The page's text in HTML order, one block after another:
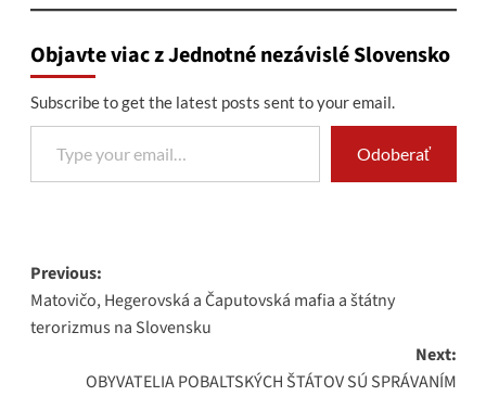
Objavte viac z Jednotné nezávislé Slovensko
Subscribe to get the latest posts sent to your email.
Type your email…
Odoberať
Post
navigation
Previous:
Matovičo, Hegerovská a Čaputovská mafia a štátny
terorizmus na Slovensku
Next:
OBYVATELIA POBALTSKÝCH ŠTÁTOV SÚ SPRÁVANÍM